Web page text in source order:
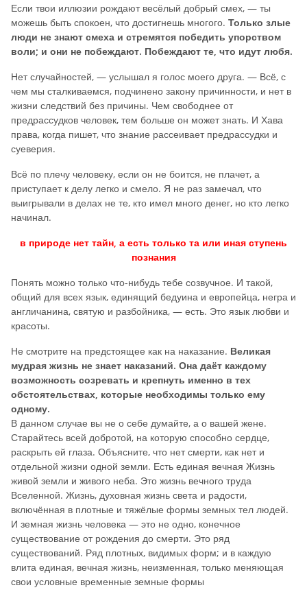
Если твои иллюзии рождают весёлый добрый смех, — ты
можешь быть спокоен, что достигнешь многого. Только злые
люди не знают смеха и стремятся победить упорством
воли; и они не побеждают. Побеждают те, что идут любя.
Нет случайностей, — услышал я голос моего друга. — Всё, с
чем мы сталкиваемся, подчинено закону причинности, и нет в
жизни следствий без причины. Чем свободнее от
предрассудков человек, тем больше он может знать. И Хава
права, когда пишет, что знание рассеивает предрассудки и
суеверия.
Всё по плечу человеку, если он не боится, не плачет, а
приступает к делу легко и смело. Я не раз замечал, что
выигрывали в делах не те, кто имел много денег, но кто легко
начинал.
в природе нет тайн, а есть только та или иная ступень
познания
Понять можно только что-нибудь тебе созвучное. И такой,
общий для всех язык, единящий бедуина и европейца, негра и
англичанина, святую и разбойника, — есть. Это язык любви и
красоты.
Не смотрите на предстоящее как на наказание. Великая
мудрая жизнь не знает наказаний. Она даёт каждому
возможность созревать и крепнуть именно в тех
обстоятельствах, которые необходимы только ему
одному.
В данном случае вы не о себе думайте, а о вашей жене.
Старайтесь всей добротой, на которую способно сердце,
раскрыть ей глаза. Объясните, что нет смерти, как нет и
отдельной жизни одной земли. Есть единая вечная Жизнь
живой земли и живого неба. Это жизнь вечного труда
Вселенной. Жизнь, духовная жизнь света и радости,
включённая в плотные и тяжёлые формы земных тел людей.
И земная жизнь человека — это не одно, конечное
существование от рождения до смерти. Это ряд
существований. Ряд плотных, видимых форм; и в каждую
влита единая, вечная жизнь, неизменная, только меняющая
свои условные временные земные формы